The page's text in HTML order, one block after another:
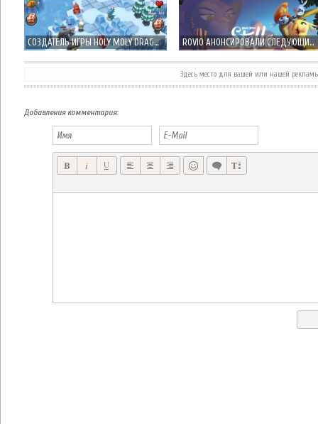
СОЗДАТЕЛЬ ИГРЫ HOLY MOLY DRAGONS, ПРЕДСТАВИЛ НОВУЮ ИГРУ EPIC DRAGONS ROVIO АНОНСИРОВАЛИ СЛЕДУЮЩИЙ СПИН-ОФФ ANGRY BIRDS – ANGRY BIRDS STELLA.
Здесь место для вашей или нашей
Добавления комментария: